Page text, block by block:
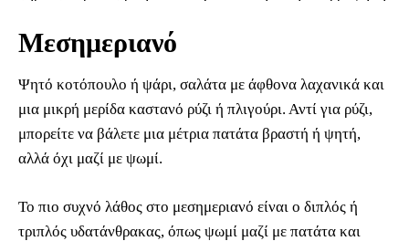
Μεσημεριανό
Ψητό κοτόπουλο ή ψάρι, σαλάτα με άφθονα λαχανικά και
μια μικρή μερίδα καστανό ρύζι ή πλιγούρι. Αντί για ρύζι,
μπορείτε να βάλετε μια μέτρια πατάτα βραστή ή ψητή,
αλλά όχι μαζί με ψωμί.
Το πιο συχνό λάθος στο μεσημεριανό είναι ο διπλός ή
τριπλός υδατάνθρακας, όπως ψωμί μαζί με πατάτα και